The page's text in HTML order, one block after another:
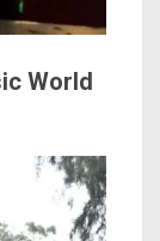
World